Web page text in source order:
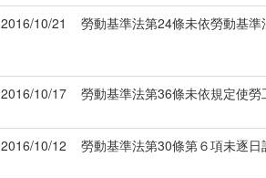
2016/10/21 勞動基準法第24條未依勞動基
2016/10/17 勞動基準法第36條未依規定使
2016/10/12 勞動基準法第30條第６項未逐